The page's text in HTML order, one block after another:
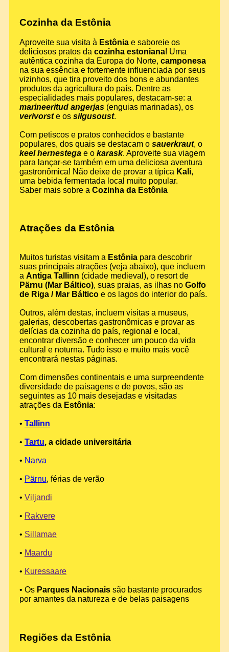
Cozinha da Estônia
Aproveite sua visita à Estônia e saboreie os
deliciosos pratos da cozinha estoniana! Uma
autêntica cozinha da Europa do Norte, camponesa
na sua essência e fortemente influenciada por seus
vizinhos, que tira proveito dos bons e abundantes
produtos da agricultura do país. Dentre as
especialidades mais populares, destacam-se: a
marineeritud angerjas (enguias marinadas), os
verivorste os silgusoust.
Com petiscos e pratos conhecidos e bastante
populares, dos quais se destacam o sauerkraut, o
keel hernestega e o karask. Aproveite sua viagem
para lançar-se também em uma deliciosa aventura
gastronômica! Não deixe de provar a típica Kali,
uma bebida fermentada local muito popular.
Saber mais sobre a Cozinha da Estônia
Atrações da Estônia
Muitos turistas visitam a Estônia para descobrir
suas principais atrações (veja abaixo), que incluem
a Antiga Tallinn (cidade medieval), o resort de
Pärnu (Mar Báltico), suas praias, as ilhas no Golfo
de Riga / Mar Báltico e os lagos do interior do país.
Outros, além destas, incluem visitas a museus,
galerias, descobertas gastronômicas e provar as
delícias da cozinha do país, regional e local,
encontrar diversão e conhecer um pouco da vida
cultural e noturna. Tudo isso e muito mais você
encontrará nestas páginas.
Com dimensões continentais e uma surpreendente
diversidade de paisagens e de povos, são as
seguintes as 10 mais desejadas e visitadas
atrações da Estônia:
• Tallinn
• Tartu, a cidade universitária
• Narva
• Pärnu, férias de verão
• Viljandi
• Rakvere
• Sillamae
• Maardu
• Kuressaare
• Os Parques Nacionais são bastante procurados
por amantes da natureza e de belas paisagens
Regiões da Estônia